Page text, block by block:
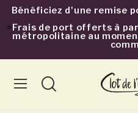
Bénéficiez d'une remise
>Frais de port offerts à
métropolitaine au